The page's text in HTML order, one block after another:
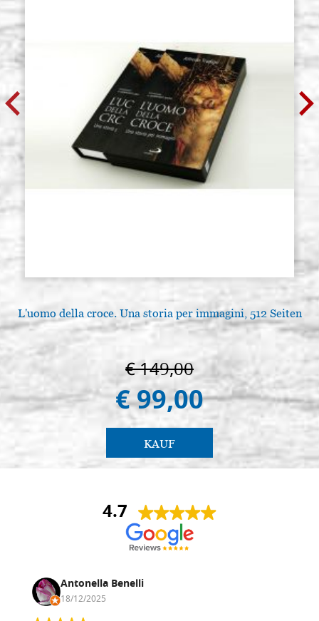
L'uomo della croce. Una storia per immagini, 512 Seiten
€ 149,00
€ 99,00
KAUF
4.7
Antonella Benelli
18/12/2025